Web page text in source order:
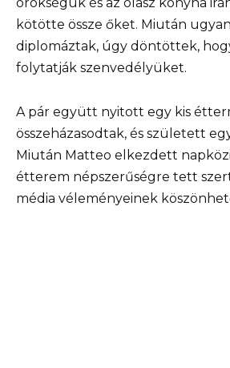
örökségük és az olasz konyha
kötötte össze őket. Miután
diplomáztak, úgy döntöttek,
folytatják szenvedélyüket.
A pár együtt nyitott egy kis
összeházasodtak, és született
Miután Matteo elkezdett
étterem népszerűségre tett
média véleményeinek